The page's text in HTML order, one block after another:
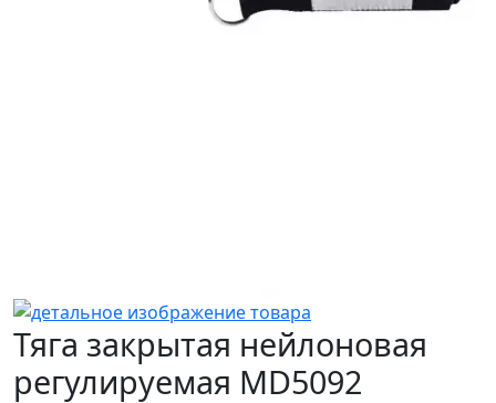
Тяга закрытая нейлоновая
регулируемая MD5092